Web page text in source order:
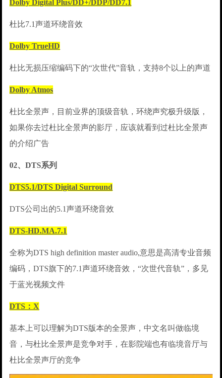
Dolby Digital Plus/DD+/DDP/DD7.1
杜比7.1声道环绕音效
Dolby TrueHD
杜比无损压缩编码下的“次世代”音轨，支持8个以上的声道
Dolby Atmos
杜比全景声，目前业界的顶级音轨，环绕声究极升级版，
如果你去过杜比全景声的影厅，应该就看到过杜比全景声
的介绍广告
02、DTS系列
DTS5.1/DTS Digital Surround
DTS公司出的5.1声道环绕音效
DTS-HD.MA.7.1
全称为DTS high definition master audio,意思是高清专业音频
编码，DTS旗下的7.1声道环绕音效，“次世代音轨”，多见
于蓝光视频文件
DTS：X
基本上可以理解为DTS版本的全景声，中文名叫做临境
音，与杜比全景声是竞争对手，在影院端也有临境音厅与
杜比全景声厅的竞争